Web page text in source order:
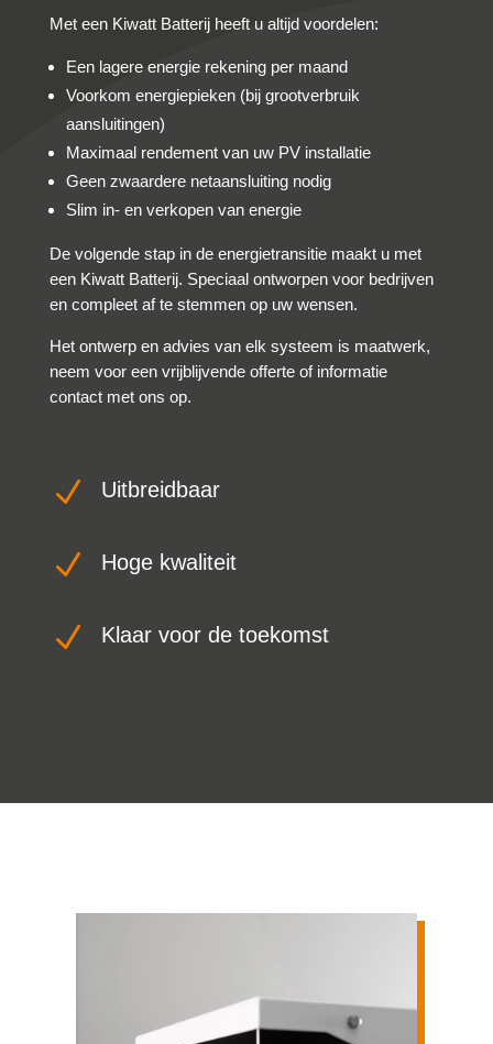
Met een Kiwatt Batterij heeft u altijd voordelen:
Een lagere energie rekening per maand
Voorkom energiepieken (bij grootverbruik
aansluitingen)
Maximaal rendement van uw PV installatie
Geen zwaardere netaansluiting nodig
Slim in- en verkopen van energie
De volgende stap in de energietransitie maakt u met
een Kiwatt Batterij. Speciaal ontworpen voor bedrijven
en compleet af te stemmen op uw wensen.
Het ontwerp en advies van elk systeem is maatwerk,
neem voor een vrijblijvende offerte of informatie
contact met ons op.
N Uitbreidbaar
N Hoge kwaliteit
N Klaar voor de toekomst